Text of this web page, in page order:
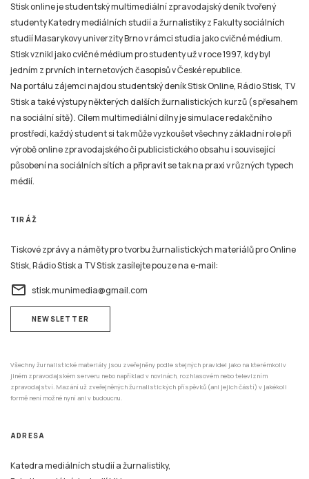
Stisk online je studentský multimediální zpravodajský deník tvořený
studenty Katedry mediálních studií a žurnalistiky z Fakulty sociálních
studií Masarykovy univerzity Brno v rámci studia jako cvičné médium.
Stisk vznikl jako cvičné médium pro studenty už v roce 1997, kdy byl
jedním z prvních internetových časopisů v České republice.
Na portálu zájemci najdou studentský deník Stisk Online, Rádio Stisk, TV
Stisk a také výstupy některých dalších žurnalistických kurzů (s přesahem
na sociální sítě). Cílem multimediální dílny je simulace redakčního
prostředí, každý student si tak může vyzkoušet všechny základní role při
výrobě online zpravodajského či publicistického obsahu i související
působení na sociálních sítích a připravit se tak na praxi v různých typech
médií.
TIRÁŽ
Tiskové zprávy a náměty pro tvorbu žurnalistických materiálů pro Online
Stisk, Rádio Stisk a TV Stisk zasílejte pouze na e-mail:
email stisk.munimedia@gmail.com
NEWSLETTER
Všechny žurnalistické materiály jsou zveřejněny podle stejných pravidel jako na kterémkoliv
jiném zpravodajském serveru nebo například v novinách, rozhlasovém nebo televizním
zpravodajství. Mazání už zveřejněných žurnalistických příspěvků (ani jejich částí) v jakékoli
formě není možné nyní ani v budoucnu.
ADRESA
Katedra mediálních studií a žurnalistiky,